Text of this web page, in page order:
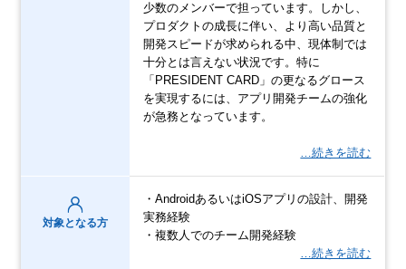
少数のメンバーで担っています。しかし、
プロダクトの成長に伴い、より高い品質と
開発スピードが求められる中、現体制では
十分とは言えない状況です。特に
「PRESIDENT CARD」の更なるグロース
を実現するには、アプリ開発チームの強化
が急務となっています。
…続きを読む
対象となる方
・AndroidあるいはiOSアプリの設計、開発
実務経験
・複数人でのチーム開発経験
…続きを読む